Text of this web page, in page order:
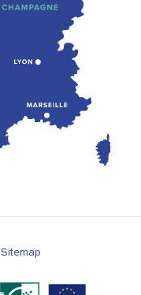
Sitemap